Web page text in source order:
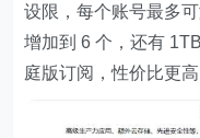
设限，每个账号最多
增加到 6 个，还有
庭版订阅，性价比更高